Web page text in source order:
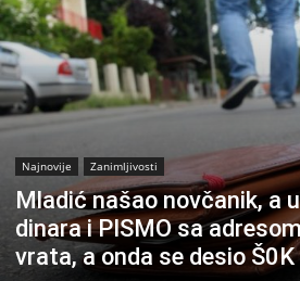
Najnovije Zanimljivosti
Mladić našao novčanik, a
dinara i PISMO sa
vrata, a onda se desio Š0K